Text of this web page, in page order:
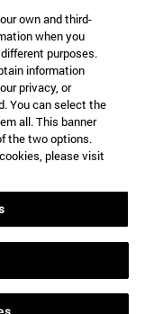
own and third-
when you
purposes.
information
privacy, or
You can select the
all. This banner
the two options.
please visit